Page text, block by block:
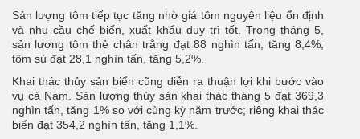
Sản lượng tôm tiếp tục tăng nhờ giá tôm nguyên liệu ổn định
và nhu cầu chế biến, xuất khẩu duy trì tốt. Trong tháng 5,
sản lượng tôm thẻ chân trắng đạt 88 nghìn tấn, tăng 8,4%;
tôm sú đạt 28,1 nghìn tấn, tăng 5,2%.
Khai thác thủy sản biển cũng diễn ra thuận lợi khi bước vào
vụ cá Nam. Sản lượng thủy sản khai thác tháng 5 đạt 369,3
nghìn tấn, tăng 1% so với cùng kỳ năm trước; riêng khai thác
biển đạt 354,2 nghìn tấn, tăng 1,1%.